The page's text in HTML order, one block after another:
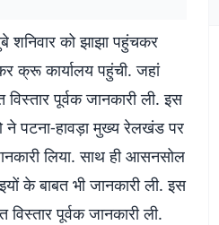
शनिवार को झाझा पहुंचकर
क्रू कार्यालय पहुंची. जहां
पूर्वक जानकारी ली. इस
ने पटना-हावड़ा मुख्य रेलखंड पर
लिया. साथ ही आसनसोल
के बाबत भी जानकारी ली. इस
पूर्वक जानकारी ली.